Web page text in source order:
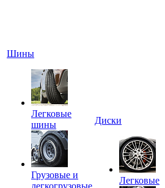
Шины
Легковые
шины
Грузовые и
Диски
Легковые